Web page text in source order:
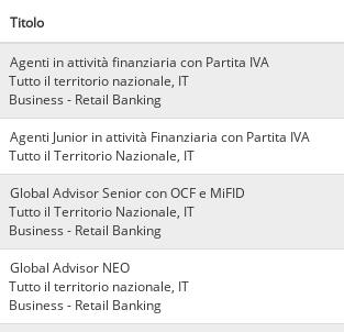
Titolo
Agenti in attività finanziaria con Partita IVA
Tutto il territorio nazionale, IT
Business - Retail Banking
Agenti Junior in attività Finanziaria con Partita IVA
Tutto il Territorio Nazionale, IT
Global Advisor Senior con OCF e MiFID
Tutto il Territorio Nazionale, IT
Business - Retail Banking
Global Advisor NEO
Tutto il territorio nazionale, IT
Business - Retail Banking